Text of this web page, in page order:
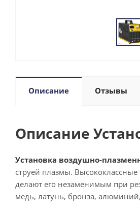
Описание Отзывы
Описание
Установка воздушно-
струей плазмы.
делают его незаменимым при
медь, латунь, бронза,